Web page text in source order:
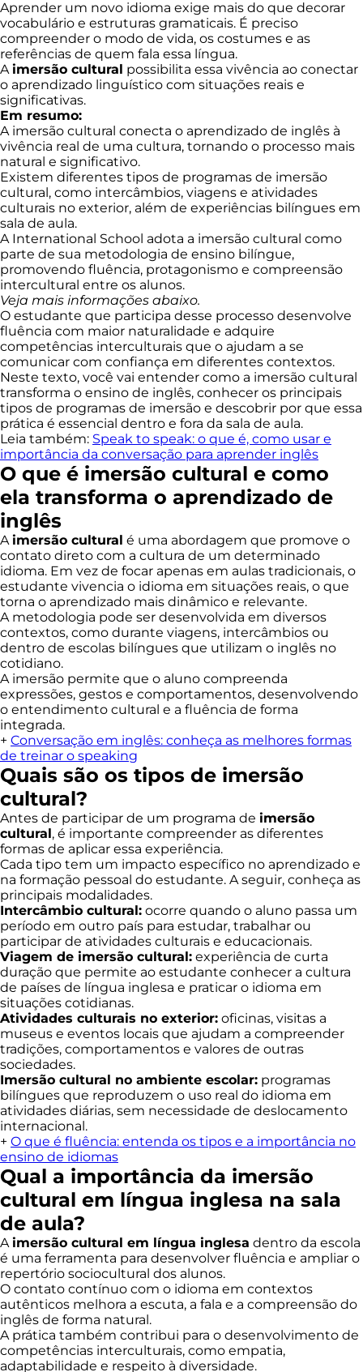
Aprender um novo idioma exige mais do que decorar
vocabulário e estruturas gramaticais. É preciso
compreender o modo de vida, os costumes e as
referências de quem fala essa língua.
Aimersão cultural possibilita essa vivência ao conectar
o aprendizado linguístico com situações reais e
significativas.
Em resumo:
A imersão cultural conecta o aprendizado de inglês à
vivência real de uma cultura, tornando o processo mais
natural e significativo.
Existem diferentes tipos de programas de imersão
cultural, como intercâmbios, viagens e atividades
culturais no exterior, além de experiências bilíngues em
sala de aula.
A International School adota a imersão cultural como
parte de sua metodologia de ensino bilíngue,
promovendo fluência, protagonismo e compreensão
intercultural entre os alunos.
Veja mais informações abaixo.
O estudante que participa desse processo desenvolve
fluência com maior naturalidade e adquire
competências interculturais que o ajudam a se
comunicar com confiança em diferentes contextos.
Neste texto, você vai entender como a imersão cultural
transforma o ensino de inglês, conhecer os principais
tipos de programas de imersão e descobrir por que essa
prática é essencial dentro e fora da sala de aula.
Leia também: Speak to speak: o que é, como usar e
importância da conversação para aprender inglês
O que é imersão cultural e como
ela transforma o aprendizado de
inglês
Aimersão cultural é uma abordagem que promove o
contato direto com a cultura de um determinado
idioma. Em vez de focar apenas em aulas tradicionais, o
estudante vivencia o idioma em situações reais, o que
torna o aprendizado mais dinâmico e relevante.
A metodologia pode ser desenvolvida em diversos
contextos, como durante viagens, intercâmbios ou
dentro de escolas bilíngues que utilizam o inglês no
cotidiano.
A imersão permite que o aluno compreenda
expressões, gestos e comportamentos, desenvolvendo
o entendimento cultural e a fluência de forma
integrada.
+ Conversação em inglês: conheça as melhores formas
de treinar o speaking
Quais são os tipos de imersão
cultural?
Antes de participar de um programa de imersão
cultural, é importante compreender as diferentes
formas de aplicar essa experiência.
Cada tipo tem um impacto específico no aprendizado e
na formação pessoal do estudante. A seguir, conheça as
principais modalidades.
Intercâmbio cultural: ocorre quando o aluno passa um
período em outro país para estudar, trabalhar ou
participar de atividades culturais e educacionais.
Viagem de imersão cultural: experiência de curta
duração que permite ao estudante conhecer a cultura
de países de língua inglesa e praticar o idioma em
situações cotidianas.
Atividades culturais no exterior: oficinas, visitas a
museus e eventos locais que ajudam a compreender
tradições, comportamentos e valores de outras
sociedades.
Imersão cultural no ambiente escolar: programas
bilíngues que reproduzem o uso real do idioma em
atividades diárias, sem necessidade de deslocamento
internacional.
+ O que é fluência: entenda os tipos e a importância no
ensino de idiomas
Qual a importância da imersão
cultural em língua inglesa na sala
de aula?
Aimersão cultural em língua inglesa dentro da escola
é uma ferramenta para desenvolver fluência e ampliar o
repertório sociocultural dos alunos.
O contato contínuo com o idioma em contextos
autênticos melhora a escuta, a fala e a compreensão do
inglês de forma natural.
A prática também contribui para o desenvolvimento de
competências interculturais, como empatia,
adaptabilidade e respeito à diversidade.